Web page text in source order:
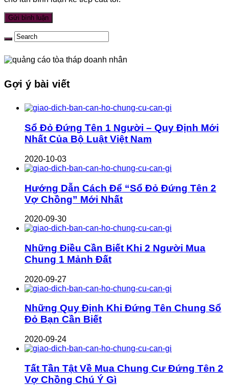
Gợi ý bài viết
Sổ Đỏ Đứng Tên 1 Người – Quy Định Mới
Nhất Của Bộ Luật Việt Nam
2020-10-03
Hướng Dẫn Cách Để “Sổ Đỏ Đứng Tên 2
Vợ Chồng” Mới Nhất
2020-09-30
Những Điều Cần Biết Khi 2 Người Mua
Chung 1 Mảnh Đất
2020-09-27
Những Quy Định Khi Đứng Tên Chung Sổ
Đỏ Bạn Cần Biết
2020-09-24
Tất Tần Tật Về Mua Chung Cư Đứng Tên 2
Vợ Chồng Chú Ý Gì